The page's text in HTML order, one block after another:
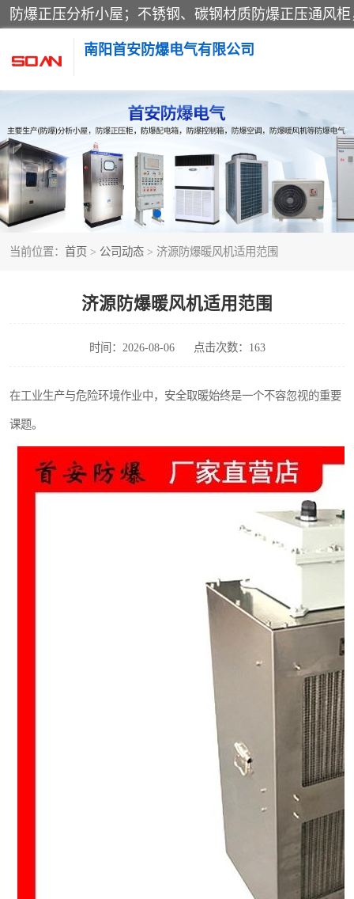
南阳首安防爆电气有限公司
当前位置： 首页 > 公司动态 > 济源防爆暖风机适用范围
济源防爆暖风机适用范围
时间：2026-08-06 点击次数：163
在工业生产与危险环境作业中，安全取暖始终是一个不容忽视的重要
课题。
防爆小屋
防爆空调
防爆控制箱
防爆操作柱
防爆检修箱